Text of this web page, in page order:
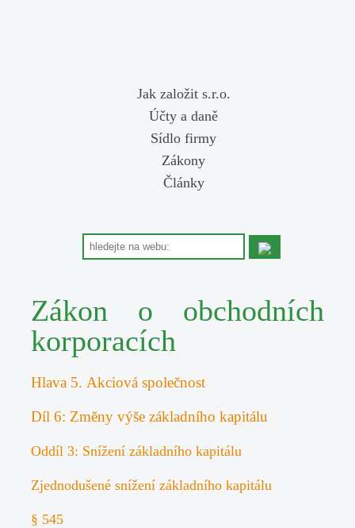
Jak založit s.r.o.
Účty a daně
Sídlo firmy
Zákony
Články
Zákon o obchodních
korporacích
Hlava 5. Akciová společnost
Díl 6: Změny výše základního kapitálu
Oddíl 3: Snížení základního kapitálu
Zjednodušené snížení základního kapitálu
§ 545